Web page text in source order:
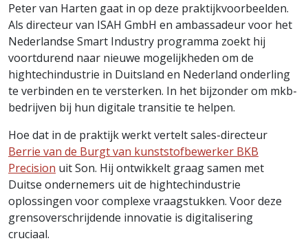
Peter van Harten gaat in op deze praktijkvoorbeelden.
Als directeur van ISAH GmbH en ambassadeur voor het
Nederlandse Smart Industry programma zoekt hij
voortdurend naar nieuwe mogelijkheden om de
hightechindustrie in Duitsland en Nederland onderling
te verbinden en te versterken. In het bijzonder om mkb-
bedrijven bij hun digitale transitie te helpen.
Hoe dat in de praktijk werkt vertelt sales-directeur
Berrie van de Burgt van kunststofbewerker BKB
Precision uit Son. Hij ontwikkelt graag samen met
Duitse ondernemers uit de hightechindustrie
oplossingen voor complexe vraagstukken. Voor deze
grensoverschrijdende innovatie is digitalisering
cruciaal.